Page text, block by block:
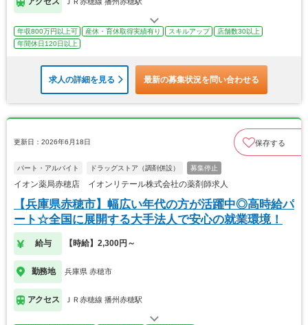
年収800万円以上可 産休・育休取得実績有り スキルアップ
店舗数30以上
年間休日120日以上
求人の詳細を見る 最新の募集状況を問い合わせる
更新日：2026年6月18日 保存する
パート・アルバイト ドラッグストア（調剤併設） 募集停止
イオン薬局赤穂店 イオンリテール株式会社の薬剤師求人
【兵庫県赤穂市】幅広い年代の方が活躍中◎高時給パ
ート☆全国に展開する大手法人で安心の就業環境！
給与 【時給】2,300円～
勤務地 兵庫県 赤穂市
アクセス ＪＲ赤穂線 播州赤穂駅